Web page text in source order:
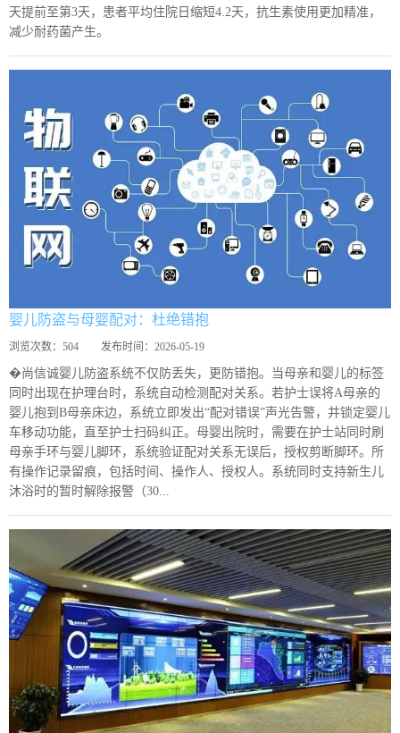
天提前至第3天，患者平均住院日缩短4.2天，抗生素使用更加精准，
减少耐药菌产生。
婴儿防盗与母婴配对：杜绝错抱
浏览次数： 504 发布时间： 2026-05-19
�尚信诚婴儿防盗系统不仅防丢失，更防错抱。当母亲和婴儿的标签
同时出现在护理台时，系统自动检测配对关系。若护士误将A母亲的
婴儿抱到B母亲床边，系统立即发出“配对错误”声光告警，并锁定婴儿
车移动功能，直至护士扫码纠正。母婴出院时，需要在护士站同时刷
母亲手环与婴儿脚环，系统验证配对关系无误后，授权剪断脚环。所
有操作记录留痕，包括时间、操作人、授权人。系统同时支持新生儿
沐浴时的暂时解除报警（30...